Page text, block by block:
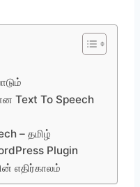
Text To Speech
– தமிழ்
Plugin
எதிர்காலம்